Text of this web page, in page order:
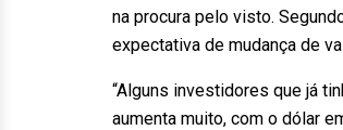
na procura pelo visto.
expectativa de mudança de
“Alguns investidores que já
aumenta muito, com o dólar